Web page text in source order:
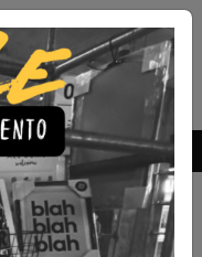
3 o más productos